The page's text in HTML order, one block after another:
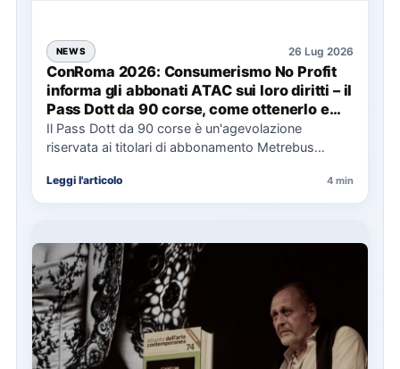
NEWS 26 Lug 2026
ConRoma 2026: Consumerismo No Profit
informa gli abbonati ATAC sui loro diritti – il
Pass Dott da 90 corse, come ottenerlo e
cosa spetta in caso di disservizi
Il Pass Dott da 90 corse è un'agevolazione
riservata ai titolari di abbonamento Metrebus
Leggi l'articolo 4 min